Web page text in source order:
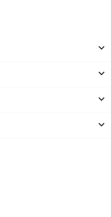



keyboard_arrow_down